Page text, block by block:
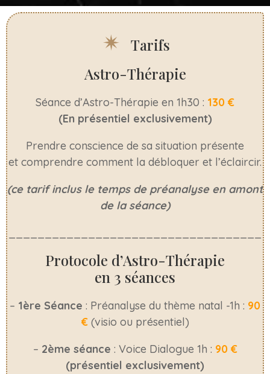
Tarifs
Astro-Thérapie
Séance d’Astro-Thérapie en 1h30 : 130 €
(En présentiel exclusivement)
Prendre conscience de sa situation présente
et comprendre comment la débloquer et l’éclaircir.
(ce tarif inclus le temps de préanalyse en amont
de la séance)
Protocole d’Astro-Thérapie
en 3 séances
– 1ère Séance : Préanalyse du thème natal -1h : 90
€(visio ou présentiel)
– 2ème séance : Voice Dialogue 1h : 90 €
(présentiel exclusivement)